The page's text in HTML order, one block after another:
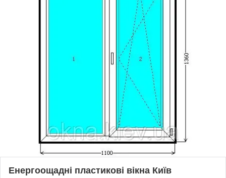
Енергоощадні пластикові вікна Київ